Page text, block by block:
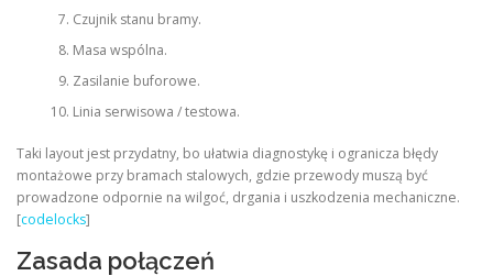
Czujnik stanu bramy.
Masa wspólna.
Zasilanie buforowe.
Linia serwisowa / testowa.
Taki layout jest przydatny, bo ułatwia diagnostykę i ogranicza błędy
montażowe przy bramach stalowych, gdzie przewody muszą być
prowadzone odpornie na wilgoć, drgania i uszkodzenia mechaniczne.
[codelocks]
Zasada połączeń